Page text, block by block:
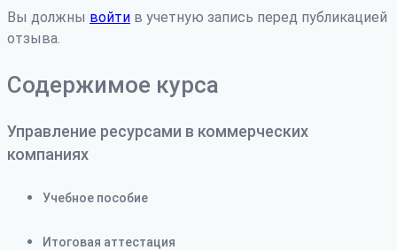
Вы должны войти в учетную запись перед публикацией
отзыва.
Содержимое курса
Управление ресурсами в коммерческих
компаниях
Учебное пособие
Итоговая аттестация